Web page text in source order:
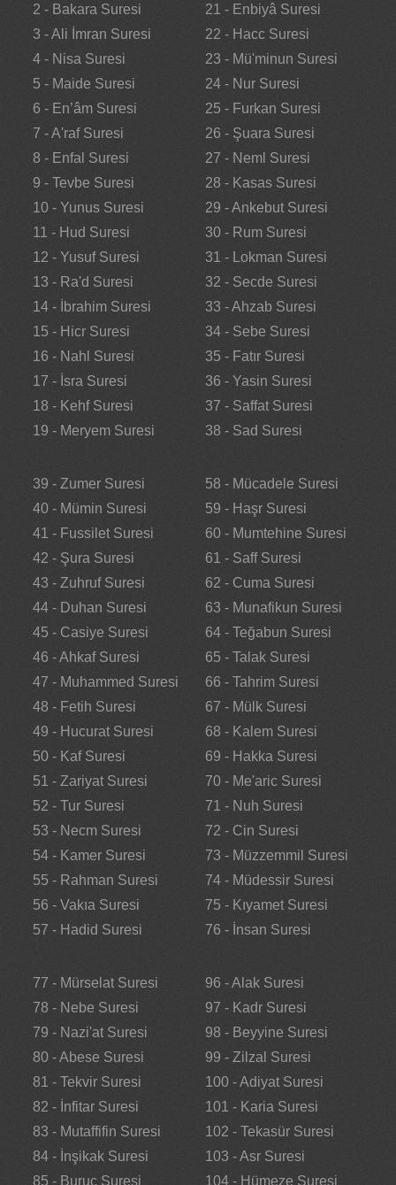
2 - Bakara Suresi
3 - Ali İmran Suresi
4 - Nisa Suresi
5 - Maide Suresi
6 - En’âm Suresi
7 - A'raf Suresi
8 - Enfal Suresi
9 - Tevbe Suresi
10 - Yunus Suresi
11 - Hud Suresi
12 - Yusuf Suresi
13 - Ra'd Suresi
14 - İbrahim Suresi
15 - Hicr Suresi
16 - Nahl Suresi
17 - İsra Suresi
18 - Kehf Suresi
19 - Meryem Suresi
21 - Enbiyâ Suresi
22 - Hacc Suresi
23 - Mü'minun Suresi
24 - Nur Suresi
25 - Furkan Suresi
26 - Şuara Suresi
27 - Neml Suresi
28 - Kasas Suresi
29 - Ankebut Suresi
30 - Rum Suresi
31 - Lokman Suresi
32 - Secde Suresi
33 - Ahzab Suresi
34 - Sebe Suresi
35 - Fatır Suresi
36 - Yasin Suresi
37 - Saffat Suresi
38 - Sad Suresi
39 - Zumer Suresi
40 - Mümin Suresi
41 - Fussilet Suresi
42 - Şura Suresi
43 - Zuhruf Suresi
44 - Duhan Suresi
45 - Casiye Suresi
46 - Ahkaf Suresi
47 - Muhammed Suresi
48 - Fetih Suresi
49 - Hucurat Suresi
50 - Kaf Suresi
51 - Zariyat Suresi
52 - Tur Suresi
53 - Necm Suresi
54 - Kamer Suresi
55 - Rahman Suresi
56 - Vakıa Suresi
57 - Hadid Suresi
58 - Mücadele Suresi
59 - Haşr Suresi
60 - Mumtehine Suresi
61 - Saff Suresi
62 - Cuma Suresi
63 - Munafikun Suresi
64 - Teğabun Suresi
65 - Talak Suresi
66 - Tahrim Suresi
67 - Mülk Suresi
68 - Kalem Suresi
69 - Hakka Suresi
70 - Me'aric Suresi
71 - Nuh Suresi
72 - Cin Suresi
73 - Müzzemmil Suresi
74 - Müdessir Suresi
75 - Kıyamet Suresi
76 - İnsan Suresi
77 - Mürselat Suresi
78 - Nebe Suresi
79 - Nazi'at Suresi
80 - Abese Suresi
81 - Tekvir Suresi
82 - İnfitar Suresi
83 - Mutaffifin Suresi
84 - İnşikak Suresi
85 - Buruc Suresi
96 - Alak Suresi
97 - Kadr Suresi
98 - Beyyine Suresi
99 - Zilzal Suresi
100 - Adiyat Suresi
101 - Karia Suresi
102 - Tekasür Suresi
103 - Asr Suresi
104 - Hümeze Suresi